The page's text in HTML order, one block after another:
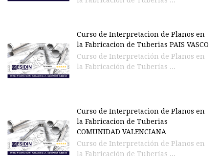
Curso de Interpretacion de Planos en
la Fabricacion de Tuberias PAIS VASCO
Curso de Interpretación de Planos en
la Fabricación de Tuberías ...
Curso de Interpretacion de Planos en
la Fabricacion de Tuberias
COMUNIDAD VALENCIANA
Curso de Interpretación de Planos en
la Fabricación de Tuberías ...